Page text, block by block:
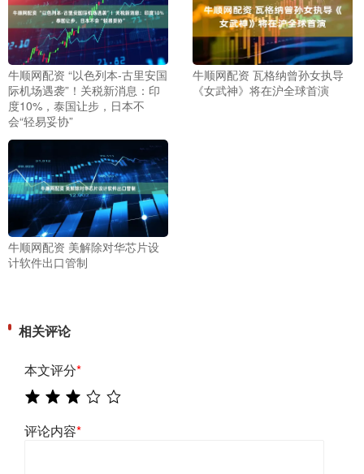
牛顺网配资 “以色列本-古里安国
际机场遇袭”！关税新消息：印
度10%，泰国让步，日本不
会“轻易妥协”
牛顺网配资 瓦格纳曾孙女执导
《女武神》将在沪全球首演
牛顺网配资 美解除对华芯片设
计软件出口管制
相关评论
本文评分*
评论内容*